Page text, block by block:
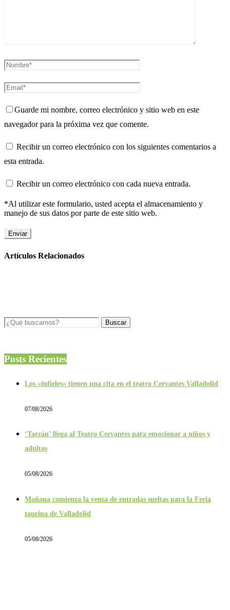
Guarde mi nombre, correo electrónico y sitio web en este
navegador para la próxima vez que comente.
Recibir un correo electrónico con los siguientes comentarios a
esta entrada.
Recibir un correo electrónico con cada nueva entrada.
*Al utilizar este formulario, usted acepta el almacenamiento y
manejo de sus datos por parte de este sitio web.
Artículos Relacionados
Posts Recientes
Los «infieles» tienen una cita en el teatro Cervantes Valladolid
07/08/2026
‘Tarzán’ llega al Teatro Cervantes para emocionar a niños y
adultos
05/08/2026
Mañana comienza la venta de entradas sueltas para la Feria
taurina de Valladolid
05/08/2026